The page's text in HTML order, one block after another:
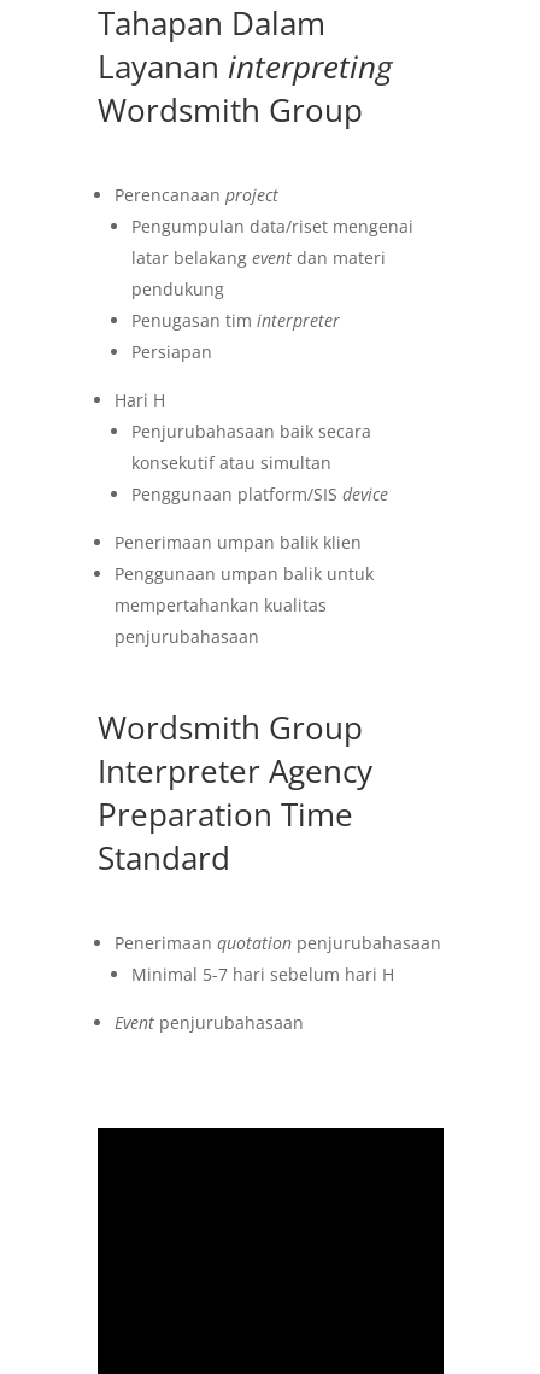
Tahapan Dalam
Layanan interpreting
Wordsmith Group
Perencanaan project
Pengumpulan data/riset mengenai
latar belakang eventdan materi
pendukung
Penugasan tim interpreter
Persiapan
Hari H
Penjurubahasaan baik secara
konsekutif atau simultan
Penggunaan platform/SIS device
Penerimaan umpan balik klien
Penggunaan umpan balik untuk
mempertahankan kualitas
penjurubahasaan
Wordsmith Group
Interpreter Agency
Preparation Time
Standard
Penerimaan quotationpenjurubahasaan
Minimal 5-7 hari sebelum hari H
Eventpenjurubahasaan